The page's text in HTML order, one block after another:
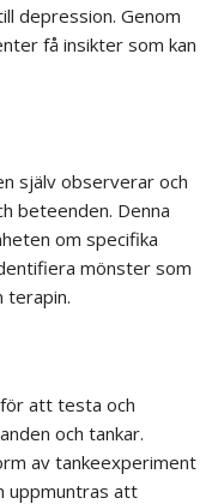
depression. Genom
få insikter som kan
själv observerar och
beteenden. Denna
om specifika
mönster som
terapin.
att testa och
och tankar.
av tankeexperiment
uppmuntras att